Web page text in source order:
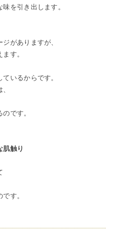
を引き出します。
がありますが、
す。
いるからです。
です。
肌触り
す。